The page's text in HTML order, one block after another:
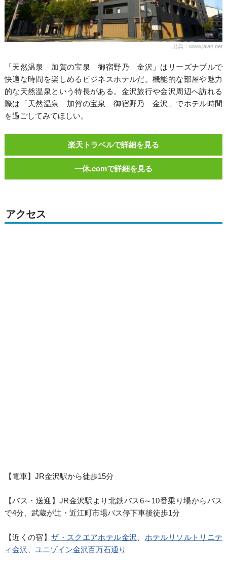
出典：www.jalan.net
「天然温泉 加賀の宝泉 御宿野乃 金沢」はリーズナブルで
快適な時間を楽しめるビジネスホテルだ。機能的な部屋や魅力
的な天然温泉という特長がある。金沢旅行や金沢周辺へ訪れる
際は「天然温泉 加賀の宝泉 御宿野乃 金沢」でホテル時間
を過ごしてみてほしい。
楽天トラベルで詳細を見る
一休.comで詳細を見る
アクセス
【電車】JR金沢駅から徒歩15分
【バス・送迎】JR金沢駅より北鉄バス6～10番乗り場からバス
で4分、武蔵が辻・近江町市場バス停下車後徒歩1分
【近くの宿】ザ・スクエアホテル金沢
ホテルリソルトリニテ
ィ金沢
ユニゾイン金沢百万石通り